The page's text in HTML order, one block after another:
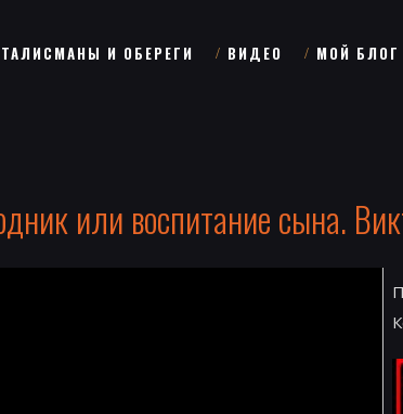
ТАЛИСМАНЫ И ОБЕРЕГИ ВИДЕО МОЙ БЛОГ
или воспитание сына.